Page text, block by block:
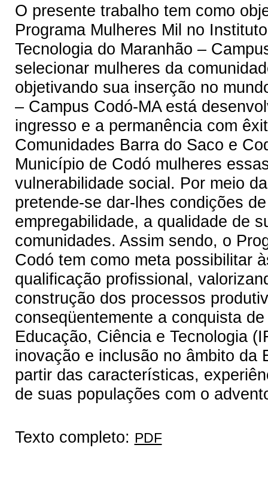
O presente trabalho tem como
Programa Mulheres Mil no
Tecnologia do Maranhão –
selecionar mulheres da
objetivando sua inserção no
– Campus Codó-MA está
ingresso e a permanência com
Comunidades Barra do Saco e
Município de Codó mulheres
vulnerabilidade social. Por meio
pretende-se dar-lhes condições
empregabilidade, a qualidade de
comunidades. Assim sendo, o
Codó tem como meta possibilitar
qualificação profissional,
construção dos processos
conseqüentemente a conquista
Educação, Ciência e Tecnologia
inovação e inclusão no âmbito da
partir das características,
de suas populações com o
Texto completo: PDF